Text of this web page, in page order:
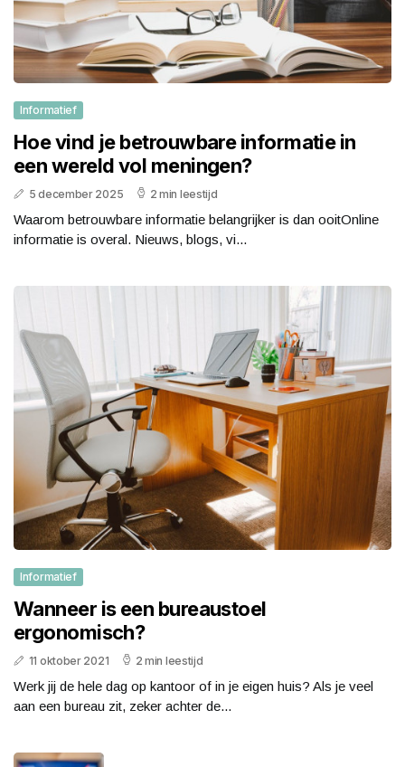
Informatief
Hoe vind je betrouwbare informatie in
een wereld vol meningen?
5 december 2025 2 min leestijd
Waarom betrouwbare informatie belangrijker is dan ooitOnline
informatie is overal. Nieuws, blogs, vi...
Informatief
Wanneer is een bureaustoel
ergonomisch?
11 oktober 2021 2 min leestijd
Werk jij de hele dag op kantoor of in je eigen huis? Als je veel
aan een bureau zit, zeker achter de...